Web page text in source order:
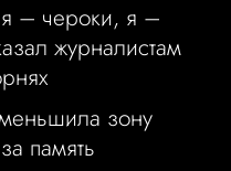
– чероки, я –
журналистам
зону
память